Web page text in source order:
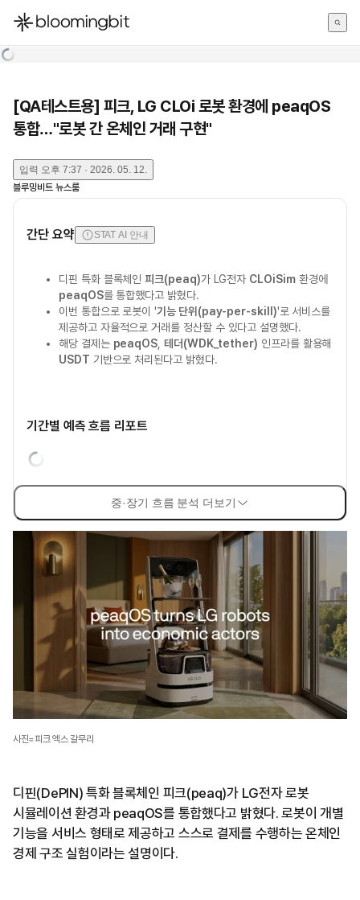
한국어
[QA테스트용] 피크, LG CLOi 로봇 환경에 peaqOS
통합…"로봇 간 온체인 거래 구현"
입력 오후 7:37 · 2026. 05. 12.
블루밍비트 뉴스룸
간단 요약 STAT AI 안내
디핀 특화 블록체인피크(peaq)가 LG전자 CLOiSim환경에
peaqOS를 통합했다고 밝혔다.
이번 통합으로 로봇이 '기능 단위(pay-per-skill)'로 서비스를
제공하고 자율적으로 거래를 정산할 수 있다고 설명했다.
해당 결제는 peaqOS 테더(WDK_tether) 인프라를 활용해
USDT 기반으로 처리된다고 밝혔다.
기간별 예측 흐름 리포트
중·장기 흐름 분석 더보기
사진=피크 엑스 갈무리
디핀(DePIN) 특화 블록체인 피크(peaq)가 LG전자 로봇
시뮬레이션 환경과 peaqOS를 통합했다고 밝혔다. 로봇이 개별
기능을 서비스 형태로 제공하고 스스로 결제를 수행하는 온체인
경제 구조 실험이라는 설명이다.